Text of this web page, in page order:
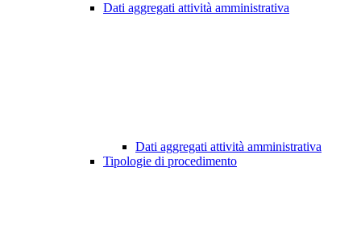
Dati aggregati attività amministrativa
Dati aggregati attività amministrativa
Tipologie di procedimento